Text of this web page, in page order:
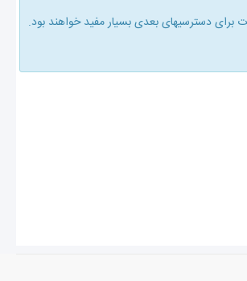
دسترسیهای بعدی بسیار مفید خواهند بود.